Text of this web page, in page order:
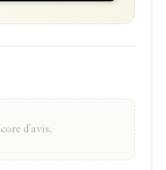
d'avis.